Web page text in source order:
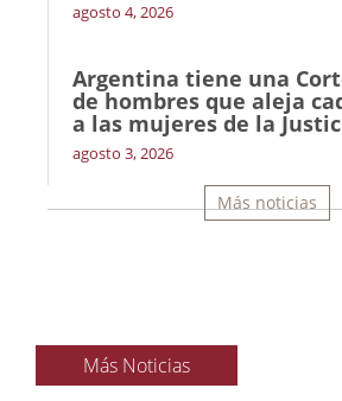
agosto 4, 2026
Argentina tiene una
de hombres que aleja
a las mujeres de la
agosto 3, 2026
Más noticias
Más Noticias